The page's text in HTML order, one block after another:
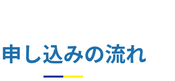
し込みの流れ